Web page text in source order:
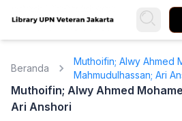
Beranda
Muthoifin; Alwy Ahmed
Mahmudulhassan; Ari
Muthoifin; Alwy Ahmed
Ari Anshori